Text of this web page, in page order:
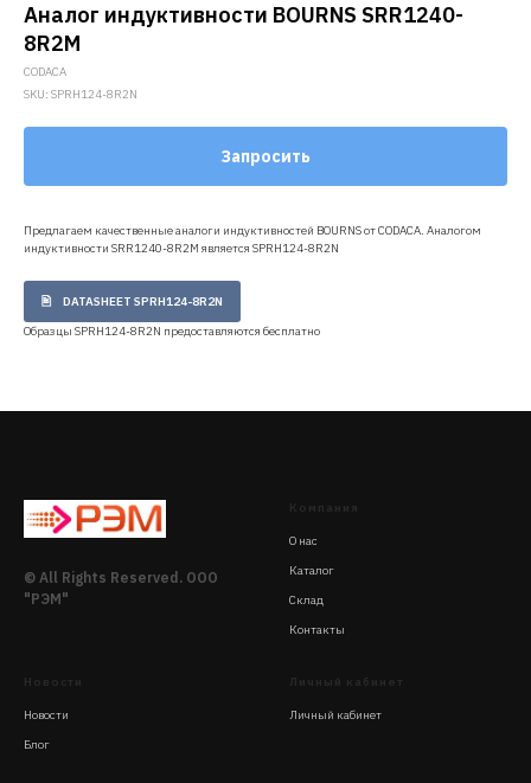
Аналог индуктивности BOURNS SRR1240-
8R2M
CODACA
SKU: SPRH124-8R2N
Запросить
Предлагаем качественные аналоги индуктивностей BOURNS от CODACA. Аналогом
индуктивности SRR1240-8R2M является SPRH124-8R2N
DATASHEET SPRH124-8R2N
Образцы SPRH124-8R2N предоставляются бесплатно
© All Rights Reserved. ООО
"РЭМ"
Компания
О нас
Каталог
Склад
Контакты
Новости
Новости
Блог
Личный кабинет
Личный кабинет